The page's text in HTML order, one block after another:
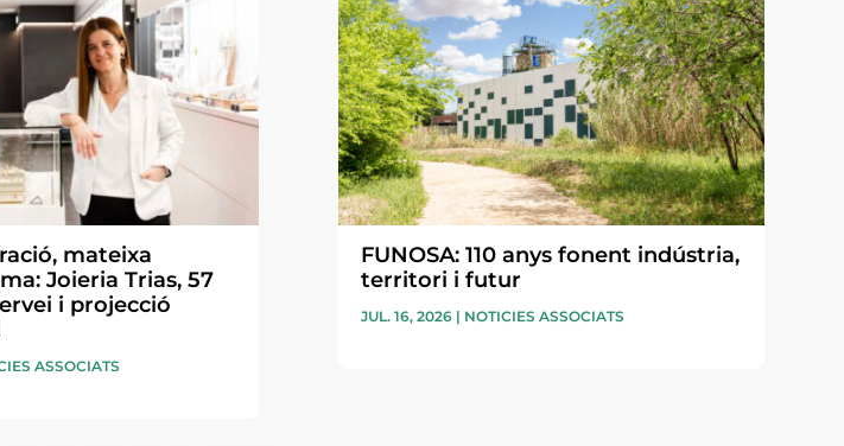
mateixa
Joieria Trias, 57
i projecció
ASSOCIATS
FUNOSA: 110 anys fonent indústria,
territori i futur
JUL. 16, 2026| NOTICIES ASSOCIATS